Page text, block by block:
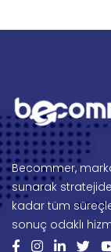
Becommer,
sunarak
kadar tüm
sonuç odaklı